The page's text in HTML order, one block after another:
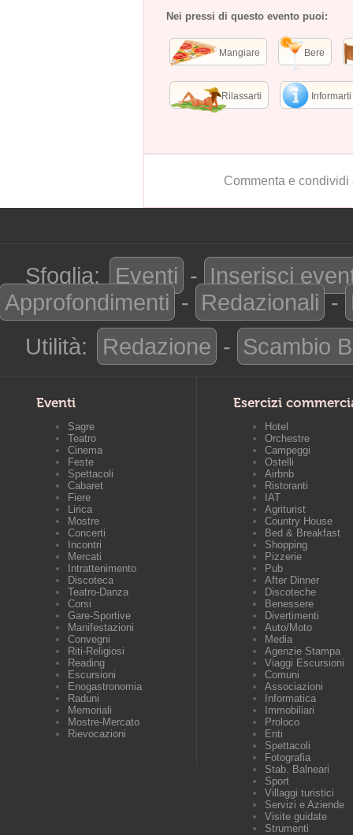
Nei pressi di questo evento puoi:
Mangiare Bere
Rilassarti Informarti
Commenta e
Sfoglia: Eventi - Inserisci
Approfondimenti - Redazionali -
Utilità:
Redazione - Scambio
Eventi
Sagre
Teatro
Cinema
Feste
Spettacoli
Cabaret
Fiere
Lirica
Mostre
Concerti
Incontri
Mercati
Intrattenimento
Discoteca
Teatro-Danza
Corsi
Gare-Sportive
Manifestazioni
Convegni
Riti-Religiosi
Reading
Escursioni
Enogastronomia
Raduni
Memoriali
Mostre-Mercato
Rievocazioni
Esercizi
Hotel
Orchestre
Campeggi
Ostelli
Airbnb
Ristoranti
IAT
Agriturist
Country House
Bed & Breakfast
Shopping
Pizzerie
Pub
After Dinner
Discoteche
Benessere
Divertimenti
Auto/Moto
Media
Agenzie Stampa
Viaggi Escursioni
Comuni
Associazioni
Informatica
Immobiliari
Proloco
Enti
Spettacoli
Fotografia
Stab. Balneari
Sport
Villaggi turistici
Servizi e Aziende
Visite guidate
Strumenti